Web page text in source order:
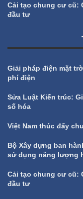
Cải tạo chung cư cũ:
đầu tư
Giải pháp điện mặt
phí điện
Sửa Luật Kiến trúc:
số hóa
Việt Nam thúc đẩy
Bộ Xây dựng ban
sử dụng năng lượng
Cải tạo chung cư cũ:
đầu tư